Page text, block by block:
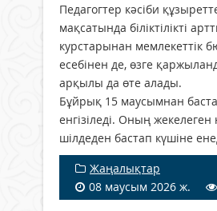
Педагогтер кәсіби
мақсатында біліктілікті
курстарынан мемлекеттік
есебінен де, өзге
арқылы да өте алады.
Бұйрық 15 маусымнан
енгізіледі. Оның
шілдеден бастап күшіне
Жаңалықтар
08 маусым 2026 ж.